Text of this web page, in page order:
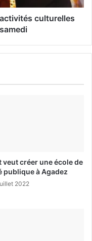
culturelles
veut créer une école de
publique à Agadez
2022